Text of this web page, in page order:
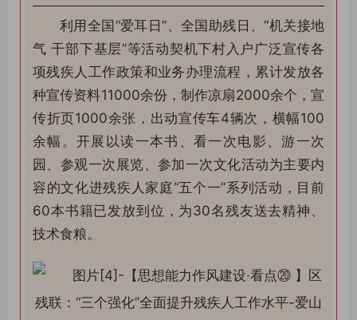
利用全国“爱耳日”、全国助残日、“机关接地
气 干部下基层”等活动契机下村入户广泛宣传各
项残疾人工作政策和业务办理流程，累计发放各
种宣传资料11000余份，制作凉扇2000余个，宣
传折页1000余张，出动宣传车4辆次，横幅100
余幅。开展以读一本书、看一次电影、游一次
园、参观一次展览、参加一次文化活动为主要内
容的文化进残疾人家庭“五个一”系列活动，目前
60本书籍已发放到位，为30名残友送去精神、
技术食粮。